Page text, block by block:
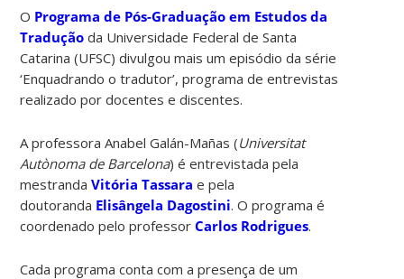
O Programa de Pós-Graduação em Estudos da
Tradução da Universidade Federal de Santa
Catarina (UFSC) divulgou mais um episódio da série
‘Enquadrando o tradutor’, programa de entrevistas
realizado por docentes e discentes.
A professora Anabel Galán-Mañas (Universitat
Autònoma de Barcelona) é entrevistada pela
mestrandaVitória Tassara e pela
doutoranda Elisângela Dagostini. O programa é
coordenado pelo professorCarlos Rodrigues.
Cada programa conta com a presença de um